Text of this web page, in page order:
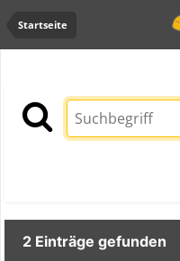
Startseite
2 Einträge gefunden